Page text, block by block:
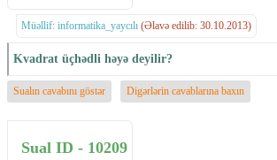
Müəllif: informatika_yaycılı (Əlavə edilib: 30.10.2013)
Kvadrat üçhədli həyə deyilir?
Sualın cavabını göstər Digərlərin cavablarına baxın
Sual ID - 10209